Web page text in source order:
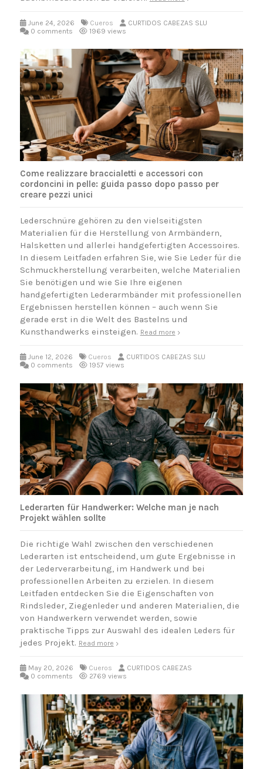
June 24, 2026 Cueros
CURTIDOS CABEZAS SLU
0 comments
1969 views
Come realizzare braccialetti e accessori con
cordoncini in pelle: guida passo dopo passo per
creare pezzi unici
Lederschnüre gehören zu den vielseitigsten
Materialien für die Herstellung von Armbändern,
Halsketten und allerlei handgefertigten Accessoires.
In diesem Leitfaden erfahren Sie, wie Sie Leder für die
Schmuckherstellung verarbeiten, welche Materialien
Sie benötigen und wie Sie Ihre eigenen
handgefertigten Lederarmbänder mit professionellen
Ergebnissen herstellen können – auch wenn Sie
gerade erst in die Welt des Bastelns und
Kunsthandwerks einsteigen. Read more
June 12, 2026 Cueros
CURTIDOS CABEZAS SLU
0 comments
1957 views
Lederarten für Handwerker: Welche man je nach
Projekt wählen sollte
Die richtige Wahl zwischen den verschiedenen
Lederarten ist entscheidend, um gute Ergebnisse in
der Lederverarbeitung, im Handwerk und bei
professionellen Arbeiten zu erzielen. In diesem
Leitfaden entdecken Sie die Eigenschaften von
Rindsleder, Ziegenleder und anderen Materialien, die
von Handwerkern verwendet werden, sowie
praktische Tipps zur Auswahl des idealen Leders für
jedes Projekt. Read more
May 20, 2026 Cueros
CURTIDOS CABEZAS
0 comments
2769 views